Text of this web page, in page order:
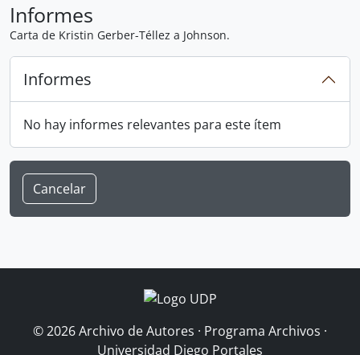
Informes
Carta de Kristin Gerber-Téllez a Johnson.
Informes
No hay informes relevantes para este ítem
Cancelar
© 2026 Archivo de Autores · Programa Archivos ·
Universidad Diego Portales